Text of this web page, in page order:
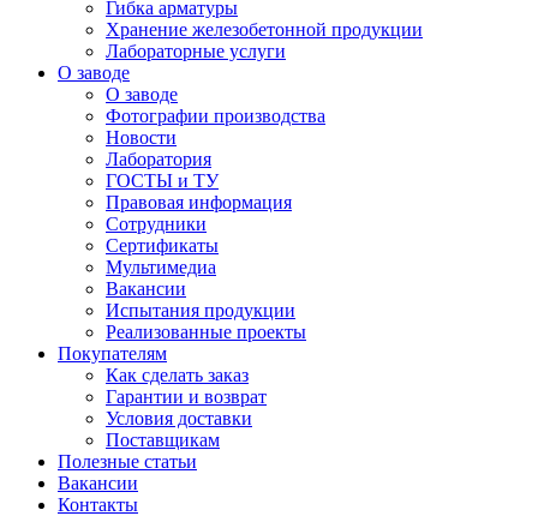
Гибка арматуры
Хранение железобетонной продукции
Лабораторные услуги
О заводе
О заводе
Фотографии производства
Новости
Лаборатория
ГОСТЫ и ТУ
Правовая информация
Сотрудники
Сертификаты
Мультимедиа
Вакансии
Испытания продукции
Реализованные проекты
Покупателям
Как сделать заказ
Гарантии и возврат
Условия доставки
Поставщикам
Полезные статьи
Вакансии
Контакты